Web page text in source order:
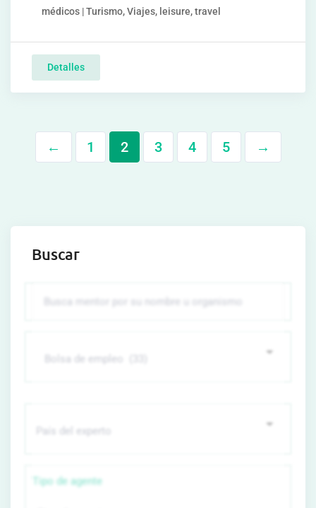
médicos | Turismo, Viajes, leisure, travel
Detalles
← 1 2 3 4 5 →
Buscar
Tipo de agente